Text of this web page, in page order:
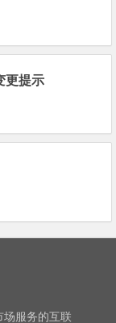
更提示
场服务的互联